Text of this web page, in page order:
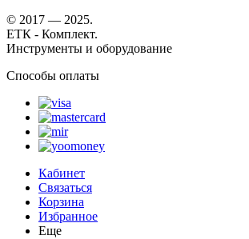
© 2017 — 2025.
ЕТК - Комплект.
Инструменты и оборудование
Способы оплаты
Кабинет
Связаться
Корзина
Избранное
Еще